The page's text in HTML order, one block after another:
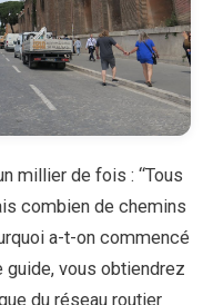
millier de fois : “Tous
combien de chemins
a-t-on commencé
guide, vous obtiendrez
du réseau routier